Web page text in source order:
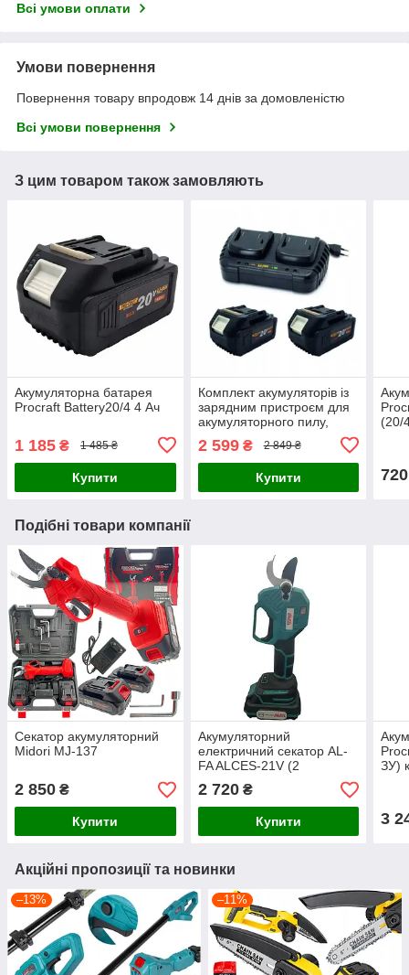
Всі умови оплати
Умови повернення
Повернення товару впродовж 14 днів за домовленістю
Всі умови повернення
З цим товаром також замовляють
Акумуляторна батарея
Procraft Battery20/4 4 Ач
1 185 ₴ 1 485 ₴
Купити
Комплект акумуляторів із
зарядним пристроєм для
акумуляторного пилу,
Procraft 2 шт 20 В / 4 Ам
2 599₴ 2 849 ₴
Купити
(20/
720
Подібні товари компанії
Секатор акумуляторний
Midori MJ-137
2 850 ₴
Купити
Акумуляторний
електричний секатор AL-
FA ALCES-21V (2
акумулятора в комплекті)
2 720₴
Купити
ЗУ)
3
Акційні пропозиції та новинки
–13% –11%